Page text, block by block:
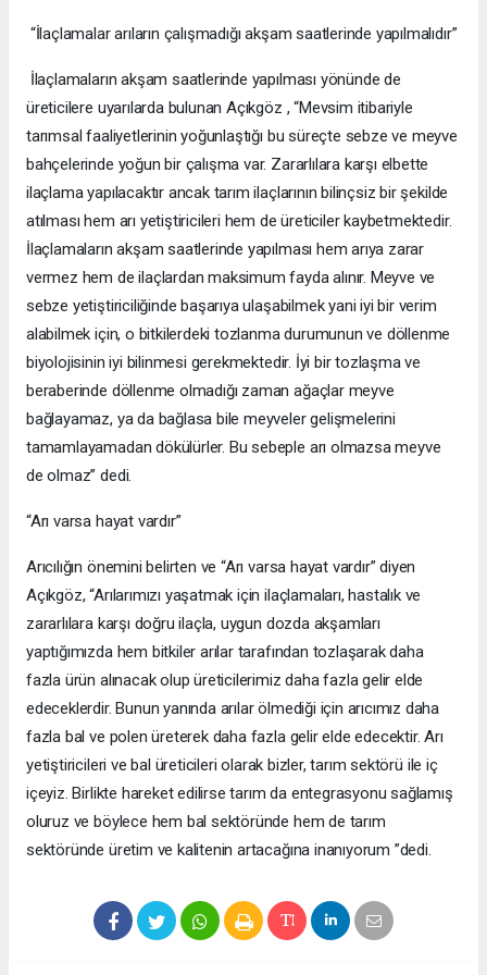
“İlaçlamalar arıların çalışmadığı akşam saatlerinde yapılmalıdır”
İlaçlamaların akşam saatlerinde yapılması yönünde de
üreticilere uyarılarda bulunan Açıkgöz , “Mevsim itibariyle
tarımsal faaliyetlerinin yoğunlaştığı bu süreçte sebze ve meyve
bahçelerinde yoğun bir çalışma var. Zararlılara karşı elbette
ilaçlama yapılacaktır ancak tarım ilaçlarının bilinçsiz bir şekilde
atılması hem arı yetiştiricileri hem de üreticiler kaybetmektedir.
İlaçlamaların akşam saatlerinde yapılması hem arıya zarar
vermez hem de ilaçlardan maksimum fayda alınır. Meyve ve
sebze yetiştiriciliğinde başarıya ulaşabilmek yani iyi bir verim
alabilmek için, o bitkilerdeki tozlanma durumunun ve döllenme
biyolojisinin iyi bilinmesi gerekmektedir. İyi bir tozlaşma ve
beraberinde döllenme olmadığı zaman ağaçlar meyve
bağlayamaz, ya da bağlasa bile meyveler gelişmelerini
tamamlayamadan dökülürler. Bu sebeple arı olmazsa meyve
de olmaz” dedi.
“Arı varsa hayat vardır”
Arıcılığın önemini belirten ve “Arı varsa hayat vardır” diyen
Açıkgöz, “Arılarımızı yaşatmak için ilaçlamaları, hastalık ve
zararlılara karşı doğru ilaçla, uygun dozda akşamları
yaptığımızda hem bitkiler arılar tarafından tozlaşarak daha
fazla ürün alınacak olup üreticilerimiz daha fazla gelir elde
edeceklerdir. Bunun yanında arılar ölmediği için arıcımız daha
fazla bal ve polen üreterek daha fazla gelir elde edecektir. Arı
yetiştiricileri ve bal üreticileri olarak bizler, tarım sektörü ile iç
içeyiz. Birlikte hareket edilirse tarım da entegrasyonu sağlamış
oluruz ve böylece hem bal sektöründe hem de tarım
sektöründe üretim ve kalitenin artacağına inanıyorum ”dedi.